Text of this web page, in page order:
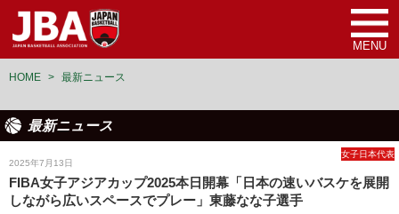
MENU
HOME > 最新ニュース
最新ニュース
2025年7月13日
女子日本代表
FIBA女子アジアカップ2025本日開幕「日本の速いバスケを展開
しながら広いスペースでプレー」東藤なな子選手